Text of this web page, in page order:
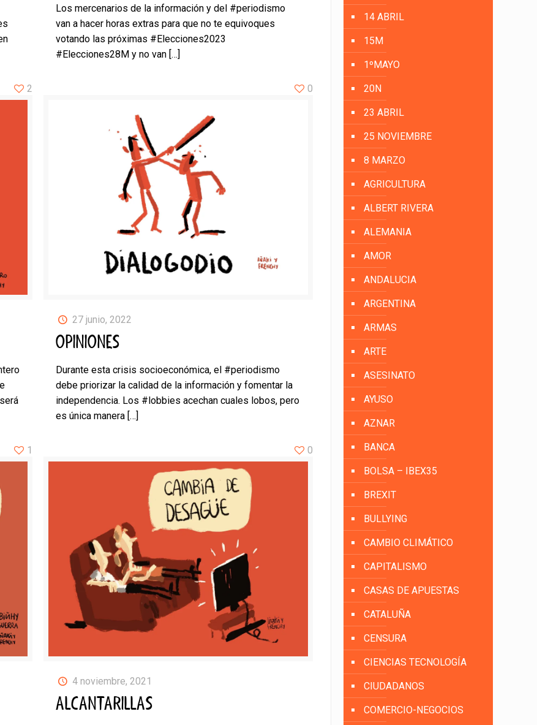
Los mercenarios de la información y del #periodismo
van a hacer horas extras para que no te equivoques
votando las próximas #Elecciones2023
#Elecciones28M y no van […]
2
27 junio, 2022
OPINIONES
Durante esta crisis socioeconómica, el #periodismo
debe priorizar la calidad de la información y fomentar la
independencia. Los #lobbies acechan cuales lobos, pero
es única manera […]
0
1
4 noviembre, 2021
ALCANTARILLAS
0
14 ABRIL
15M
1ºMAYO
20N
23 ABRIL
25 NOVIEMBRE
8 MARZO
AGRICULTURA
ALBERT RIVERA
ALEMANIA
AMOR
ANDALUCIA
ARGENTINA
ARMAS
ARTE
ASESINATO
AYUSO
AZNAR
BANCA
BOLSA – IBEX35
BREXIT
BULLYING
CAMBIO CLIMÁTICO
CAPITALISMO
CASAS DE APUESTAS
CATALUÑA
CENSURA
CIENCIAS TECNOLOGÍA
CIUDADANOS
COMERCIO-NEGOCIOS